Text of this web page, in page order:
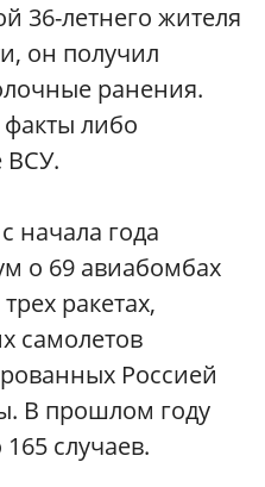
36-летнего жителя
он получил
ранения.
факты либо
ВСУ.
начала года
о 69 авиабомбах
ракетах,
самолетов
Россией
В прошлом году
случаев.